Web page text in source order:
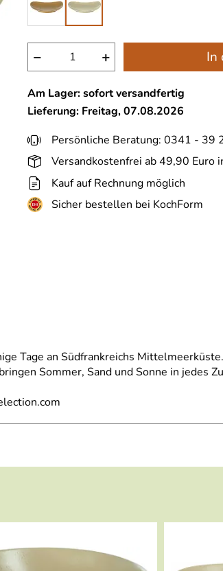
− + In
Am Lager: sofort versandfertig
Lieferung: Freitag, 07.08.2026
Persönliche Beratung: 0341 - 39
Versandkostenfrei ab 49,90 Euro
Kauf auf Rechnung möglich
Sicher bestellen bei KochForm
Tage an Südfrankreichs
Sommer, Sand und Sonne in jedes